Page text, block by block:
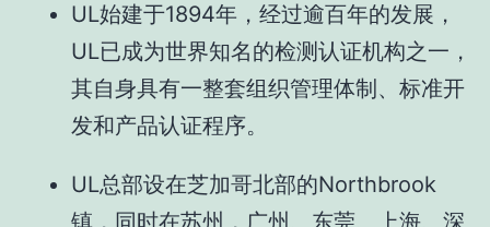
UL始建于1894年，经过逾百年的发展，
UL已成为世界知名的检测认证机构之一，
其自身具有一整套组织管理体制、标准开
发和产品认证程序。
UL总部设在芝加哥北部的Northbrook